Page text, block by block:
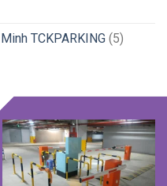
TCKPARKING (5)